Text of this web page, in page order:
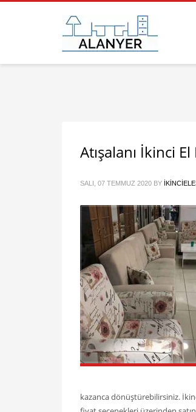
Atışalanı İkinci
SALI, 07 TEMMUZ 2020 BY
kazanca dönüştürebilirsiniz.